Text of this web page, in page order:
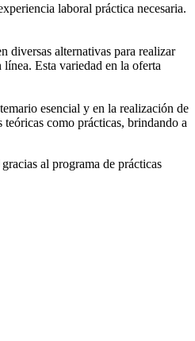
laboral práctica necesaria.
diversas alternativas para realizar
Esta variedad en la oferta
esencial y en la realización de
como prácticas, brindando a
al programa de prácticas